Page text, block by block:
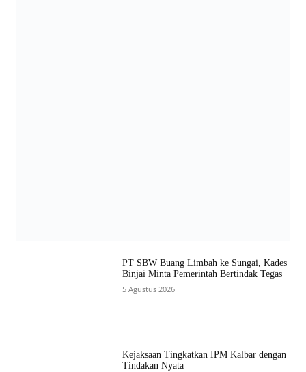
PT SBW Buang Limbah ke Sungai, Kades
Binjai Minta Pemerintah Bertindak Tegas
5 Agustus 2026
Kejaksaan Tingkatkan IPM Kalbar dengan
Tindakan Nyata